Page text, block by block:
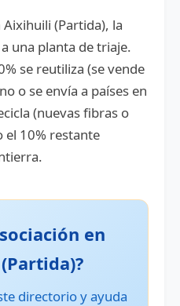
(Partida), la
una planta de triaje.
se reutiliza (se vende
o se envía a países en
(nuevas fibras o
el 10% restante
en
directorio y ayuda